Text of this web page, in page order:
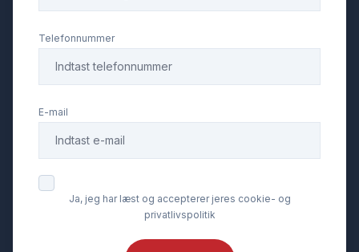
Telefonnummer
E-mail
Ja, jeg har læst og accepterer jeres cookie- og
privatlivspolitik